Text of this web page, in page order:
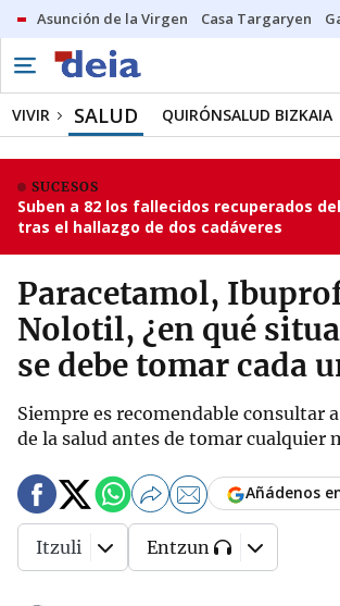
Asunción de la Virgen Casa Targaryen
VIVIR SALUD QUIRÓNSALUD BIZKAIA
SUCESOS
Suben a 82 los fallecidos recuperados
tras el hallazgo de dos cadáveres
Paracetamol,
Nolotil, ¿en qué
se debe tomar cada
Siempre es recomendable consultar
de la salud antes de tomar cualquier
Añádenos
Itzuli Entzun